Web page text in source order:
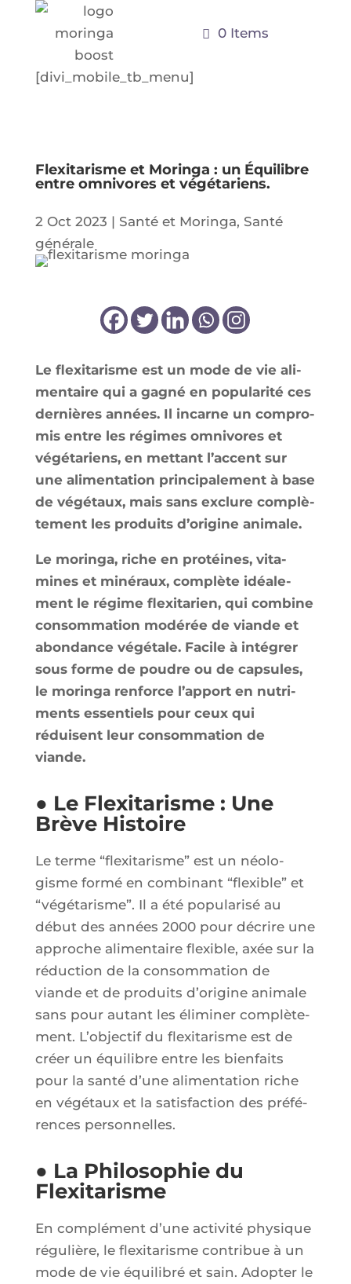
0 Items
[divi_mobile_tb_menu]
Flexitarisme et Moringa : un Équilibre
entre omnivores et végétariens.
2 Oct 2023 | Santé et Moringa, Santé
générale
Le flexi­ta­risme est un mode de vie ali­
men­taire qui a gagné en popu­la­ri­té ces
der­nières années. Il incarne un com­pro­
mis entre les régimes omni­vores et
végé­ta­riens, en met­tant l’ac­cent sur
une ali­men­ta­tion prin­ci­pa­le­ment à base
de végé­taux, mais sans exclure com­plè­
te­ment les pro­duits d’o­ri­gine animale.
Le morin­ga, riche en pro­téines, vita­
mines et miné­raux, com­plète idéa­le­
ment le régime flexi­ta­rien, qui com­bine
consom­ma­tion modé­rée de viande et
abon­dance végé­tale. Facile à inté­grer
sous forme de poudre ou de cap­sules,
le morin­ga ren­force l’ap­port en nutri­
ments essen­tiels pour ceux qui
réduisent leur consom­ma­tion de
viande.
● Le Flexitarisme : Une
Brève Histoire
Le terme “flexi­ta­risme” est un néo­lo­
gisme for­mé en com­bi­nant “flexible” et
“végé­ta­risme”. Il a été popu­la­ri­sé au
début des années 2000 pour décrire une
approche ali­men­taire flexible, axée sur la
réduc­tion de la consom­ma­tion de
viande et de pro­duits d’o­ri­gine ani­male
sans pour autant les éli­mi­ner com­plè­te­
ment. L’ob­jec­tif du flexi­ta­risme est de
créer un équi­libre entre les bien­faits
pour la san­té d’une ali­men­ta­tion riche
en végé­taux et la satis­fac­tion des pré­fé­
rences personnelles.
● La Philosophie du
Flexitarisme
En com­plé­ment d’une acti­vi­té phy­sique
régu­lière, le flexi­ta­risme contri­bue à un
mode de vie équi­li­bré et sain. Adop­ter le